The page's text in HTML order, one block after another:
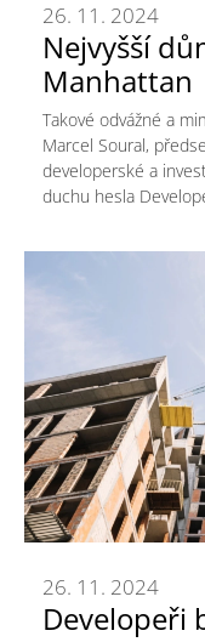
Nejvyšší
Manhattan
26. 11. 2024
Takové odvážné a
Marcel Soural,
developerské a
duchu hesla
Developeři
26. 11. 2024